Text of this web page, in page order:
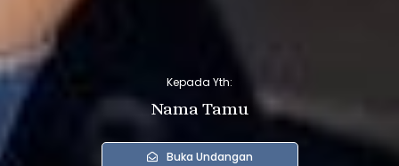
Kepada Yth:
Nama Tamu
Buka Undangan